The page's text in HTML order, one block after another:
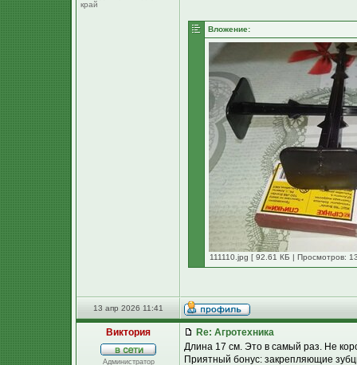
край
Вложение:
111110.jpg [ 92.61 КБ | Просмотров:
13 апр 2026 11:41
Виктория
Администратор
Re: Агротехника
Длина 17 см. Это в самый раз. Не
Приятный бонус: закрепляющие